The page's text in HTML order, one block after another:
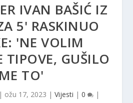
IVAN BAŠIĆ IZ
5' RASKINUO
'NE VOLIM
TIPOVE, GUŠILO
ME TO'
| ožu 17, 2023 | Vijesti | 0 |